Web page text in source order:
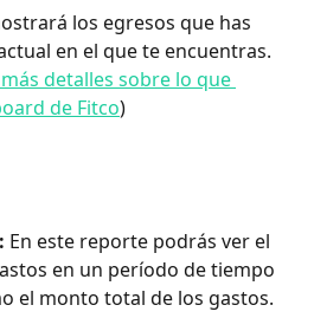
los egresos que has
en el que te encuentras.
detalles sobre lo que
de Fitco)
En este reporte podrás ver el
en un período de tiempo
el monto total de los gastos.